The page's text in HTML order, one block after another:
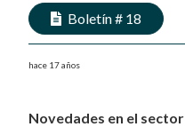
Boletín # 18
hace 17 años
Novedades en el sector